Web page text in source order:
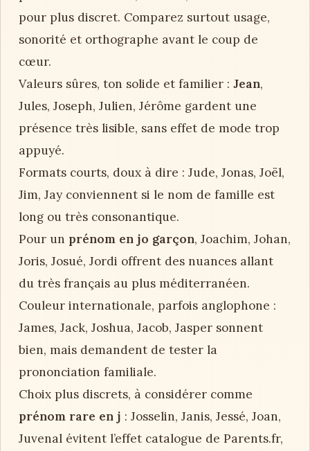
pour plus discret. Comparez surtout usage,
sonorité et orthographe avant le coup de
cœur.
Valeurs sûres, ton solide et familier : Jean,
Jules, Joseph, Julien, Jérôme gardent une
présence très lisible, sans effet de mode trop
appuyé.
Formats courts, doux à dire : Jude, Jonas, Joël,
Jim, Jay conviennent si le nom de famille est
long ou très consonantique.
Pour un prénom en jo garçon, Joachim, Johan,
Joris, Josué, Jordi offrent des nuances allant
du très français au plus méditerranéen.
Couleur internationale, parfois anglophone :
James, Jack, Joshua, Jacob, Jasper sonnent
bien, mais demandent de tester la
prononciation familiale.
Choix plus discrets, à considérer comme
prénom rare en j : Josselin, Janis, Jessé, Joan,
Juvenal évitent l’effet catalogue de Parents.fr,